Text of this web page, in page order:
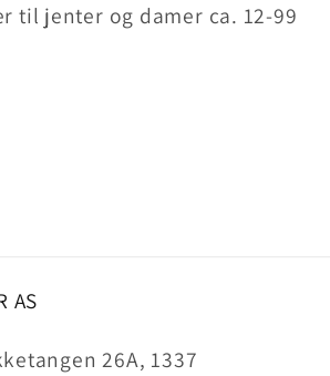
til jenter og damer ca. 12-99
AS
26A, 1337